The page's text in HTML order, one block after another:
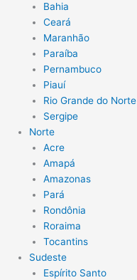
Bahia
Ceará
Maranhão
Paraíba
Pernambuco
Piauí
Rio Grande do Norte
Sergipe
Norte
Acre
Amapá
Amazonas
Pará
Rondônia
Roraima
Tocantins
Sudeste
Espírito Santo